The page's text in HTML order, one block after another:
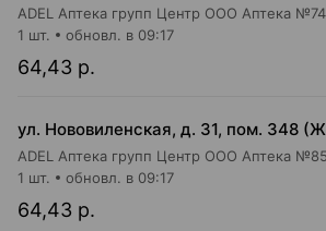
ADEL Аптека групп Центр ООО Аптека №74
64,43 р.
1 шт. обновл. в 09:17
ADEL Аптека групп Центр ООО Аптека №85
64,43 р.
1 шт. обновл. в 09:17